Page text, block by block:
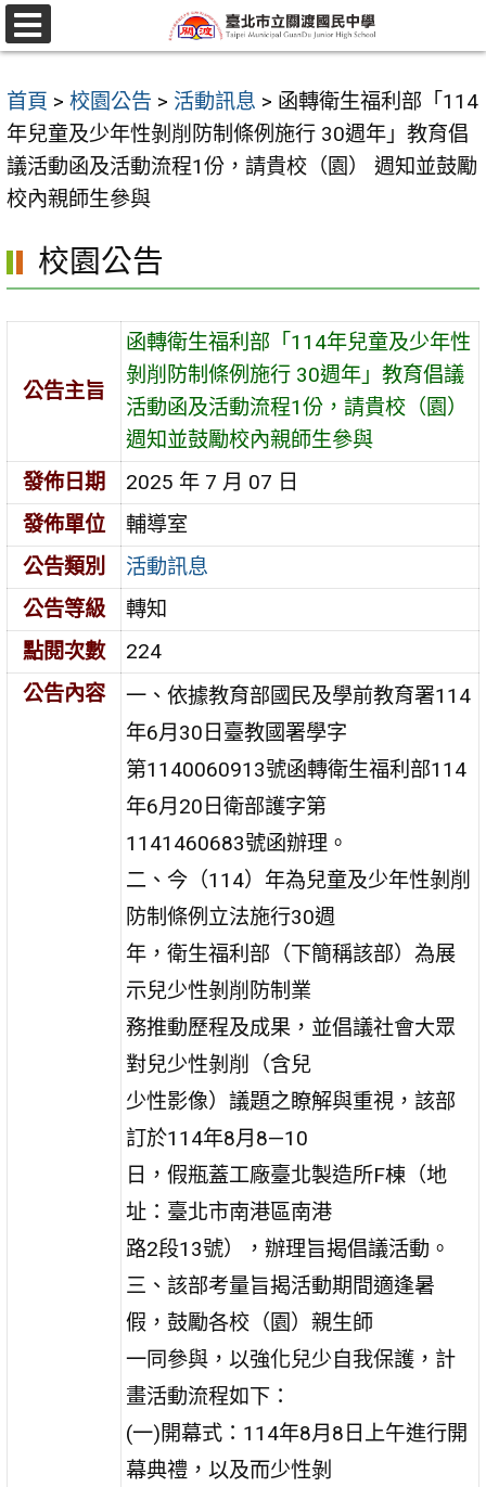
跳
至
要
內
容
區
選
單
首頁 > 校園公告 > 活動訊息 > 函轉衛生福利部「114
年兒童及少年性剝削防制條例施行 30週年」教育倡
議活動函及活動流程1份，請貴校（園） 週知並鼓勵
校內親師生參與
校園公告
公告主旨
函轉衛生福利部「114年兒童及少年性
剝削防制條例施行 30週年」教育倡議
活動函及活動流程1份，請貴校（園）
週知並鼓勵校內親師生參與
發佈日期
2025 年 7 月 07 日
發佈單位
輔導室
公告類別
活動訊息
公告等級
轉知
點閱次數
224
公告內容
一、依據教育部國民及學前教育署114
年6月30日臺教國署學字
第1140060913號函轉衛生福利部114
年6月20日衛部護字第
1141460683號函辦理。
二、今（114）年為兒童及少年性剝削
防制條例立法施行30週
年，衛生福利部（下簡稱該部）為展
示兒少性剝削防制業
務推動歷程及成果，並倡議社會大眾
對兒少性剝削（含兒
少性影像）議題之瞭解與重視，該部
訂於114年8月8—10
日，假瓶蓋工廠臺北製造所F棟（地
址：臺北市南港區南港
路2段13號），辦理旨揭倡議活動。
三、該部考量旨揭活動期間適逢暑
假，鼓勵各校（園）親生師
一同參與，以強化兒少自我保護，計
畫活動流程如下：
(一)開幕式：114年8月8日上午進行開
幕典禮，以及而少性剝